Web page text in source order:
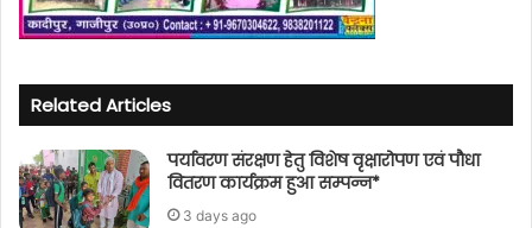
Related Articles
पर्यावरण संरक्षण हेतु विशेष वृक्षारोपण एवं पौधा
वितरण कार्यक्रम हुआ सम्पन्न*
3 days ago